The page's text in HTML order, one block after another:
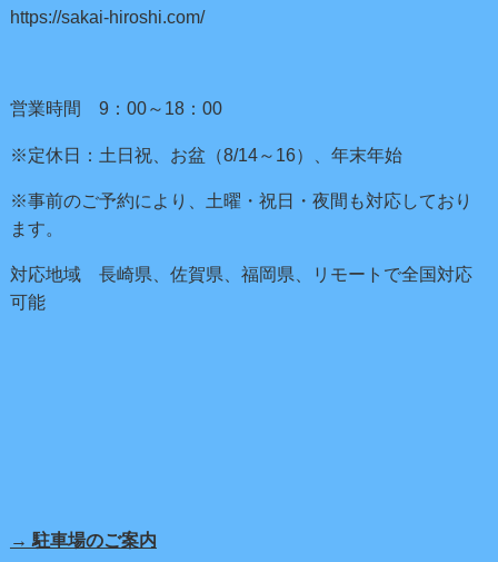
https://sakai-hiroshi.com/
営業時間 9：00～18：00
※定休日：土日祝、お盆（8/14～16）、年末年始
※事前のご予約により、土曜・祝日・夜間も対応しており
ます。
対応地域 長崎県、佐賀県、福岡県、リモートで全国対応
可能
→ 駐車場のご案内